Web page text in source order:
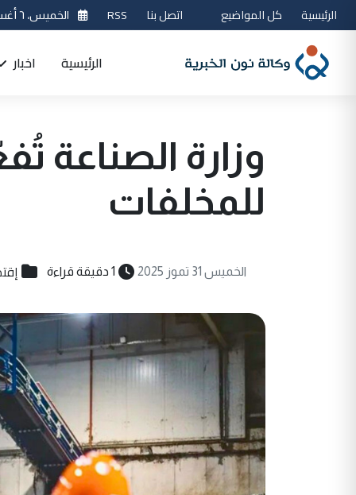
الرئيسية كل المواضيع اتصل بنا RSS الخميس، ٦ أغسطس 2026
الرئيسية اخبار
للمخلفات
الخميس 31 تموز 2025 1 دقيقة قراءة